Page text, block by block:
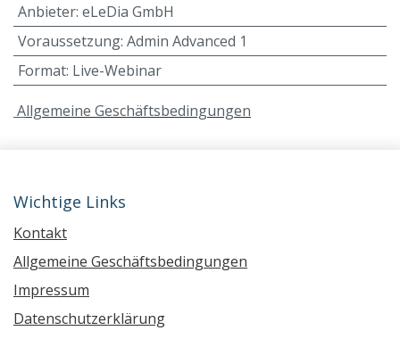
Anbieter: eLeDia GmbH
Voraussetzung: Admin Advanced 1
Format: Live-Webinar
Allgemeine Geschäftsbedingungen
Wichtige Links
Kontakt
Allgemeine Geschäftsbedingungen
Impressum
Datenschutzerklärung